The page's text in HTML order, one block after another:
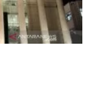
permohonan